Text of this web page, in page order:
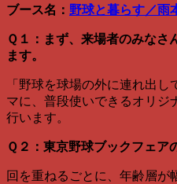
ブース名： 野球と暮らす／雨
Ｑ１：まず、来場者のみなさ
ます。
「野球を球場の外に連れ出
マに、普段使いできるオリジ
行います。
Ｑ２：東京野球ブックフェア
回を重ねるごとに、年齢層が